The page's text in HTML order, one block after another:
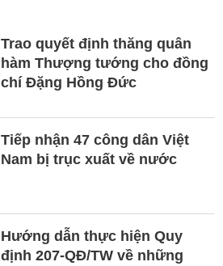
Trao quyết định thăng quân
hàm Thượng tướng cho đồng
chí Đặng Hồng Đức
Tiếp nhận 47 công dân Việt
Nam bị trục xuất về nước
Hướng dẫn thực hiện Quy
định 207-QĐ/TW về những